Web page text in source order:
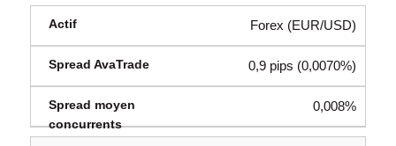
Forex (EUR/USD)
0,9 pips (0,0070%)
0,008%